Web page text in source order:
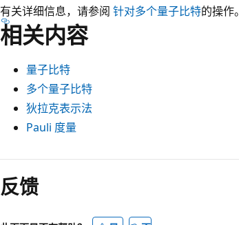
有关详细信息，请参阅 针对多个量子比特的操作。
相关内容
量子比特
多个量子比特
狄拉克表示法
Pauli 度量
反馈